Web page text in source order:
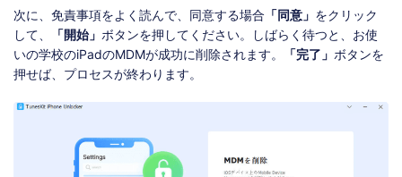
次に、免責事項をよく読んで、同意する場合 「同意」 をクリック
して、
「開始」 ボタンを押してください。しばらく待つと、お使
いの学校のiPadのMDMが成功に削除されます。
「完了」 ボタンを
押せば、プロセスが終わります。